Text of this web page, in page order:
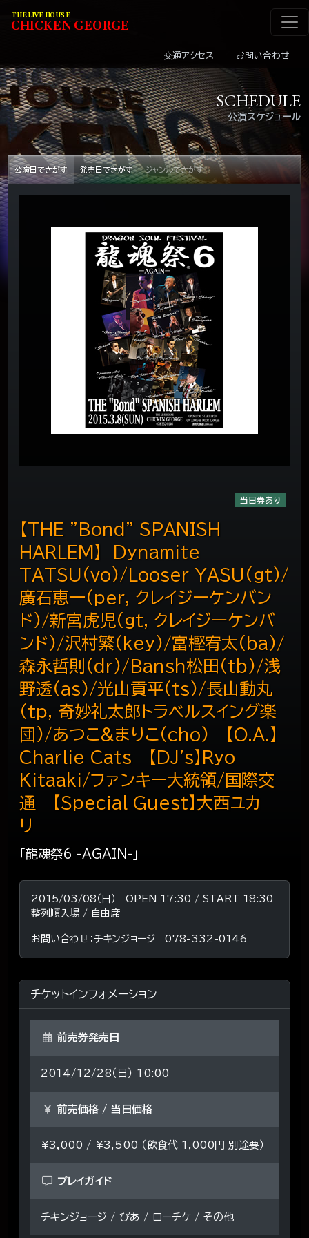
メインナビゲーショ
THE LIVE HOUSE
CHICKENGEORGE
交通アクセス お問い合わせ
公演スケジュール
SCHEDULE
公演日でさがす 発売日でさがす ジャンルでさがす
当日券あり
「龍魂祭6 -AGAIN-」
【THE "Bond" SPANISH
HARLEM】 Dynamite
TATSU(vo)/Looser YASU(gt)/
廣石恵一(per, クレイジーケンバン
ド)/新宮虎児(gt, クレイジーケンバ
ンド)/沢村繁(key)/富樫宥太(ba)/
森永哲則(dr)/Bansh松田(tb)/浅
野透(as)/光山貢平(ts)/長山動丸
(tp, 奇妙礼太郎トラベルスイング楽
団)/あつこ&まりこ(cho) 【O.A.】
Charlie Cats 【DJ's】Ryo
Kitaaki/ファンキー大統領/国際交
通 【Special Guest】大西ユカ
リ
2015/03/08（日） OPEN 17:30 / START 18:30
整列順入場 / 自由席
お問い合わせ：チキンジョージ 078-332-0146
チケットインフォメーション
前売券発売日
2014/12/28（日） 10:00
前売価格 / 当日価格
¥3,000 / ¥3,500 （飲食代 1,000円 別途要）
プレイガイド
チキンジョージ / ぴあ / ローチケ / その他